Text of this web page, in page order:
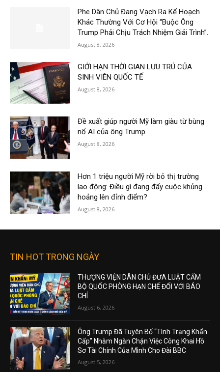
Phe Dân Chủ Đang Vạch Ra Kế Hoạch
Khác Thường Với Cơ Hội “Buộc Ông
Trump Phải Chịu Trách Nhiệm Giải Trình”.
August 8, 2026
GIỚI HẠN THỜI GIAN LƯU TRÚ CỦA
SINH VIÊN QUỐC TẾ
August 8, 2026
Đề xuất giúp người Mỹ làm giàu từ bùng
nổ AI của ông Trump
August 8, 2026
Hơn 1 triệu người Mỹ rời bỏ thị trường
lao động: Điều gì đang đẩy cuộc khủng
hoảng lên đỉnh điểm?
August 8, 2026
TIN HOT TRONG NGÀY
THƯỢNG VIỆN DÂN CHỦ ĐƯA LUẬT CẤM
BỘ QUỐC PHÒNG HẠN CHẾ ĐỐI VỚI BÁO
CHÍ
August 6, 2026
Ông Trump Đã Tuyên Bố “Tình Trạng Khẩn
Cấp” Nhằm Ngăn Chặn Việc Công Khai Hồ
Sơ Tài Chính Của Mình Cho Đài BBC
August 5, 2026